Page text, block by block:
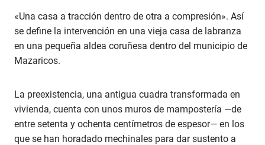
«Una casa a tracción dentro de otra a compresión». Así
se define la intervención en una vieja casa de labranza
en una pequeña aldea coruñesa dentro del municipio de
Mazaricos.
La preexistencia, una antigua cuadra transformada en
vivienda, cuenta con unos muros de mampostería —de
entre setenta y ochenta centímetros de espesor— en los
que se han horadado mechinales para dar sustento a